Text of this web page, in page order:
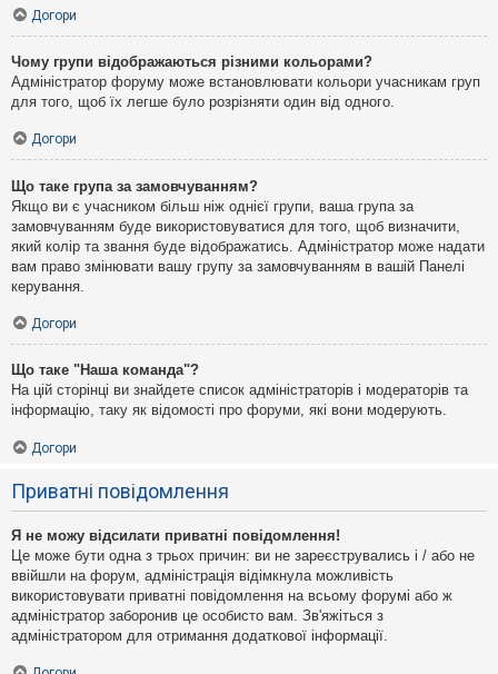
Догори
Чому групи відображаються різними кольорами?
Адміністратор форуму може встановлювати кольори учасникам груп
для того, щоб їх легше було розрізняти один від одного.
Догори
Що таке група за замовчуванням?
Якщо ви є учасником більш ніж однієї групи, ваша група за
замовчуванням буде використовуватися для того, щоб визначити,
який колір та звання буде відображатись. Адміністратор може надати
вам право змінювати вашу групу за замовчуванням в вашій Панелі
керування.
Догори
Що таке "Наша команда"?
На цій сторінці ви знайдете список адміністраторів і модераторів та
інформацію, таку як відомості про форуми, які вони модерують.
Догори
Приватні повідомлення
Я не можу відсилати приватні повідомлення!
Це може бути одна з трьох причин: ви не зареєструвались і / або не
ввійшли на форум, адміністрація відімкнула можливість
використовувати приватні повідомлення на всьому форумі або ж
адміністратор заборонив це особисто вам. Зв'яжіться з
адміністратором для отримання додаткової інформації.